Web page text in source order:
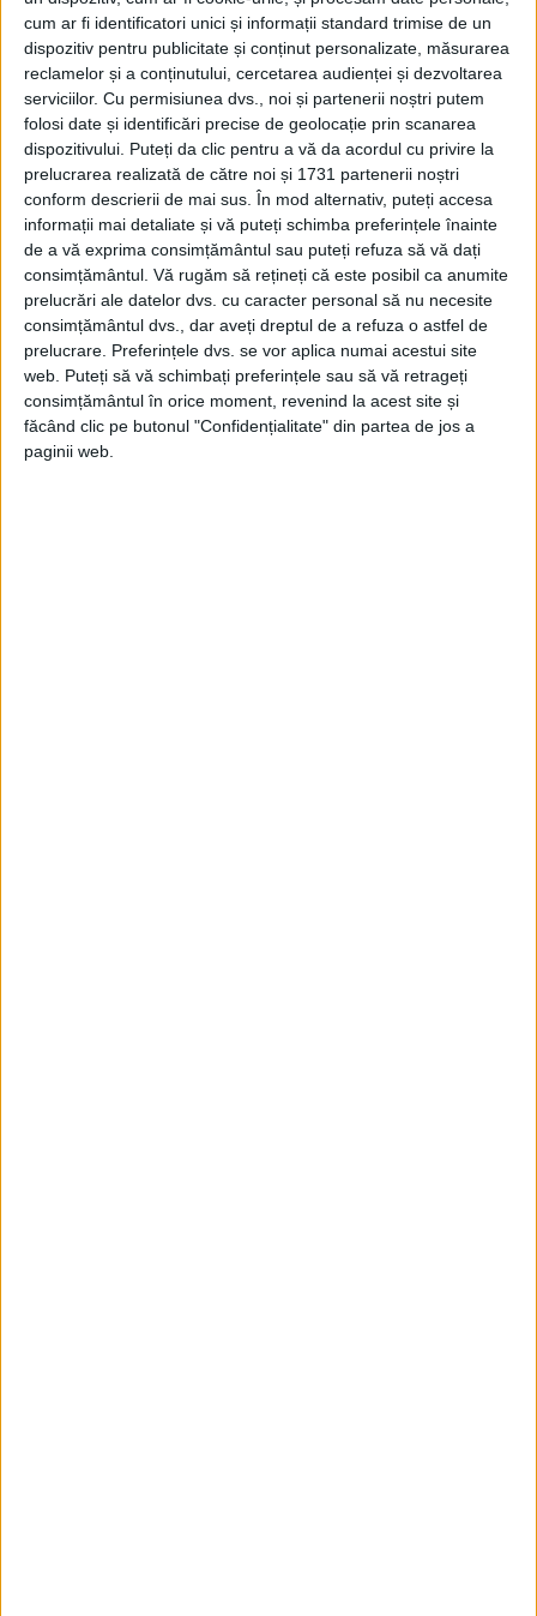
cum ar fi identificatori unici și informații standard trimise de un
dispozitiv pentru publicitate și conținut personalizate, măsurarea
reclamelor și a conținutului, cercetarea audienței și dezvoltarea
serviciilor. Cu permisiunea dvs., noi și partenerii noștri putem
folosi date și identificări precise de geolocație prin scanarea
dispozitivului. Puteți da clic pentru a vă da acordul cu privire la
prelucrarea realizată de către noi și 1731 partenerii noștri
conform descrierii de mai sus. În mod alternativ, puteți accesa
informații mai detaliate și vă puteți schimba preferințele înainte
de a vă exprima consimțământul sau puteți refuza să vă dați
consimțământul. Vă rugăm să rețineți că este posibil ca anumite
prelucrări ale datelor dvs. cu caracter personal să nu necesite
consimțământul dvs., dar aveți dreptul de a refuza o astfel de
prelucrare. Preferințele dvs. se vor aplica numai acestui site
web. Puteți să vă schimbați preferințele sau să vă retrageți
consimțământul în orice moment, revenind la acest site și
făcând clic pe butonul "Confidențialitate" din partea de jos a
paginii web.
modernă: Strousberg și Hallier
ETICHETE:
PUBLICAT IN CATEGORIILE:
IANUARIE 2025
DISTRIBUIE ȘTIREA: FACEBOOK|TWITTER
DACĂ VA PLAC MATERIALELE PUBLICATE, VA INVITĂM SĂ NE URMĂRIȚI
ȘI PE PAGINA NOASTRĂ DE FACEBOOK
RECOMANDARI PENTRU TINE
Istoria sloturilor: de la primele aparate
la sloturile online